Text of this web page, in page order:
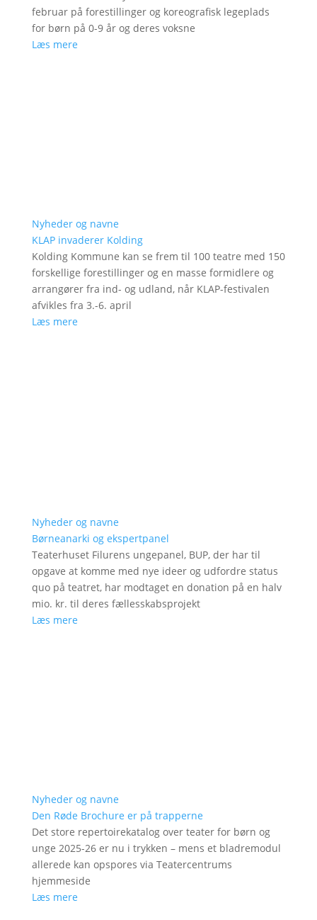
februar på forestillinger og koreografisk legeplads
for børn på 0-9 år og deres voksne
Læs mere
Nyheder og navne
KLAP invaderer Kolding
Kolding Kommune kan se frem til 100 teatre med 150
forskellige forestillinger og en masse formidlere og
arrangører fra ind- og udland, når KLAP-festivalen
afvikles fra 3.-6. april
Læs mere
Nyheder og navne
Børneanarki og ekspertpanel
Teaterhuset Filurens ungepanel, BUP, der har til
opgave at komme med nye ideer og udfordre status
quo på teatret, har modtaget en donation på en halv
mio. kr. til deres fællesskabsprojekt
Læs mere
Nyheder og navne
Den Røde Brochure er på trapperne
Det store repertoirekatalog over teater for børn og
unge 2025-26 er nu i trykken – mens et bladremodul
allerede kan opspores via Teatercentrums
hjemmeside
Læs mere